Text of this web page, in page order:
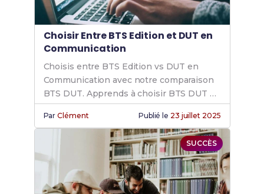
Choisir Entre BTS Edition et DUT en
Communication
Choisis entre BTS Edition vs DUT en
Communication avec notre comparaison
BTS DUT. Apprends à choisir BTS DUT et
explore communication BTS vs DUT.
ParClément Publié le 23 juillet 2025
SUCCÈS